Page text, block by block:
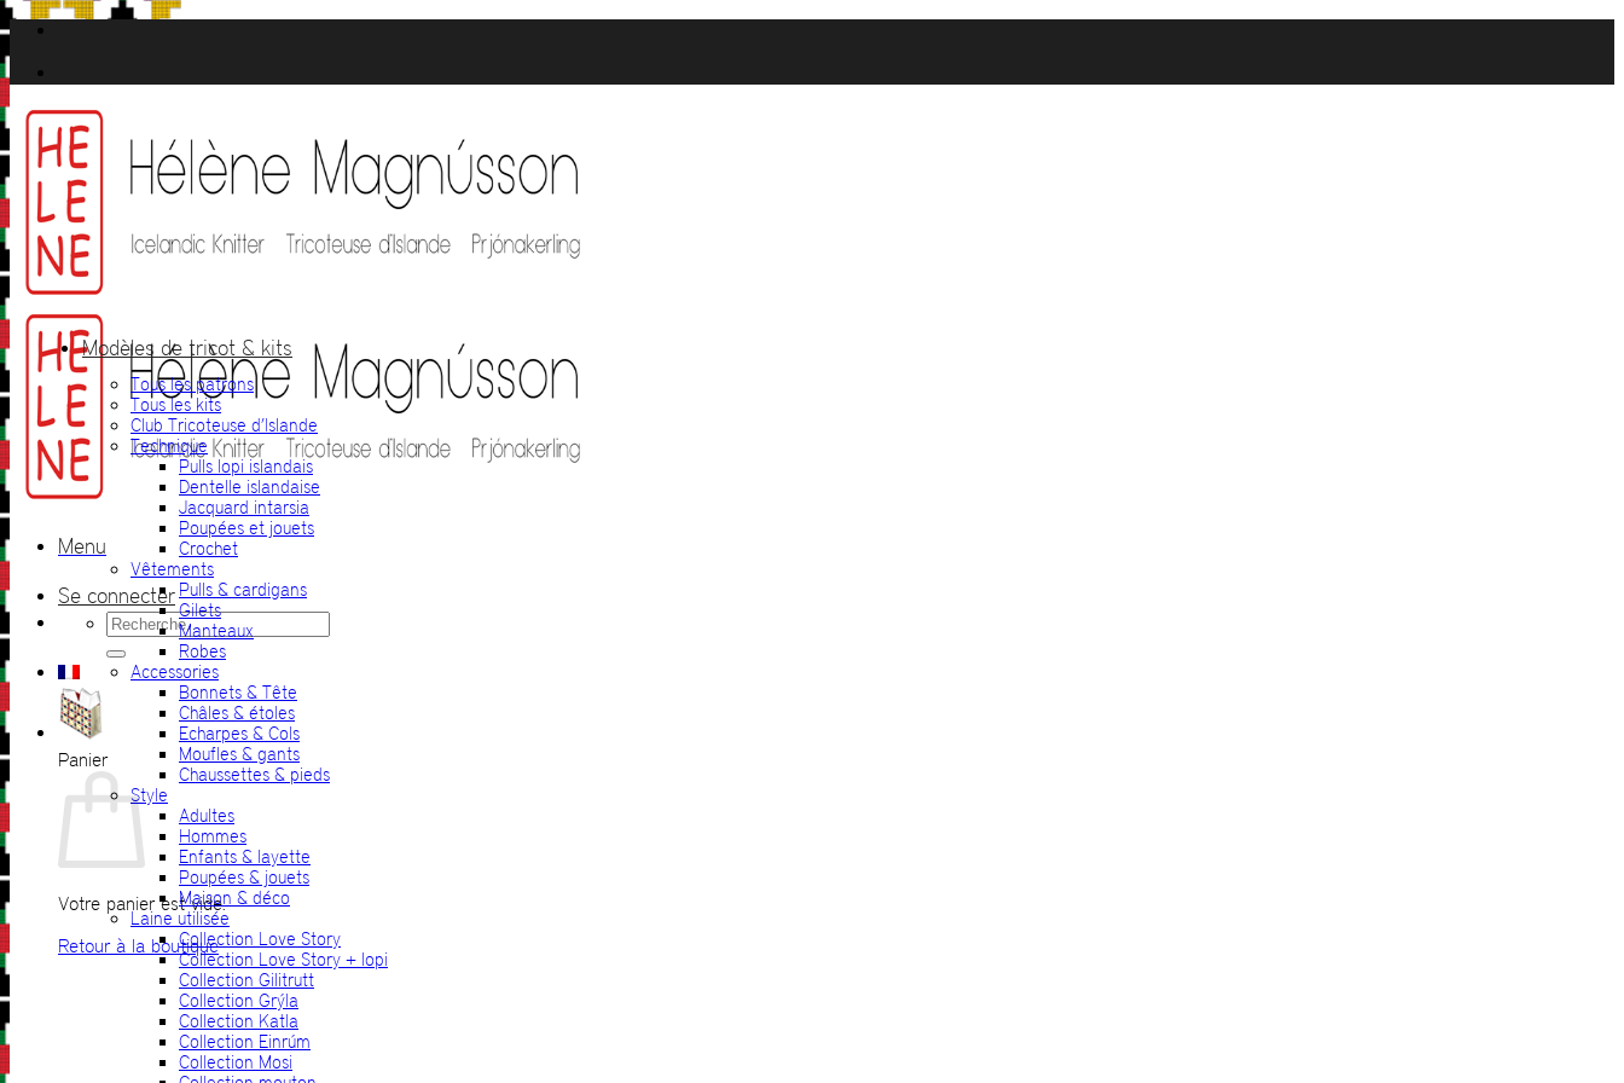
Passer
au
contenu
Menu
Se connecter
Recherche
pour :
Panier
Votre panier est vide.
Retour à la boutique
Modèles de tricot & kits
Tous les patrons
Tous les kits
Club Tricoteuse d’Islande
Technique
Pulls lopi islandais
Dentelle islandaise
Jacquard intarsia
Poupées et jouets
Crochet
Vêtements
Pulls & cardigans
Gilets
Manteaux
Robes
Accessories
Bonnets & Tête
Châles & étoles
Echarpes & Cols
Moufles & gants
Chaussettes & pieds
Style
Adultes
Hommes
Enfants & layette
Poupées & jouets
Maison & déco
Laine utilisée
Collection Love Story
Collection Love Story + lopi
Collection Gilitrutt
Collection Grýla
Collection Katla
Collection Einrúm
Collection Mosi